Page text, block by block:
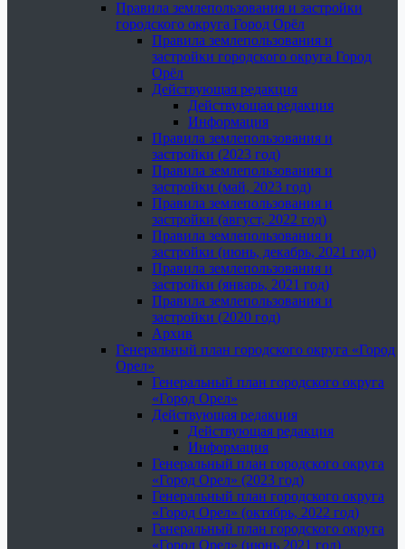
Правила землепользования и застройки
городского округа Город Орёл
Правила землепользования и
застройки городского округа Город
Орёл
Действующая редакция
Действующая редакция
Информация
Правила землепользования и
застройки (2023 год)
Правила землепользования и
застройки (май, 2023 год)
Правила землепользования и
застройки (август, 2022 год)
Правила землепользования и
застройки (июнь, декабрь, 2021 год)
Правила землепользования и
застройки (январь, 2021 год)
Правила землепользования и
застройки (2020 год)
Архив
Генеральный план городского округа «Город
Орел»
Генеральный план городского округа
«Город Орел»
Действующая редакция
Действующая редакция
Информация
Генеральный план городского округа
«Город Орел» (2023 год)
Генеральный план городского округа
«Город Орел» (октябрь, 2022 год)
Генеральный план городского округа
«Город Орел» (июнь 2021 год)